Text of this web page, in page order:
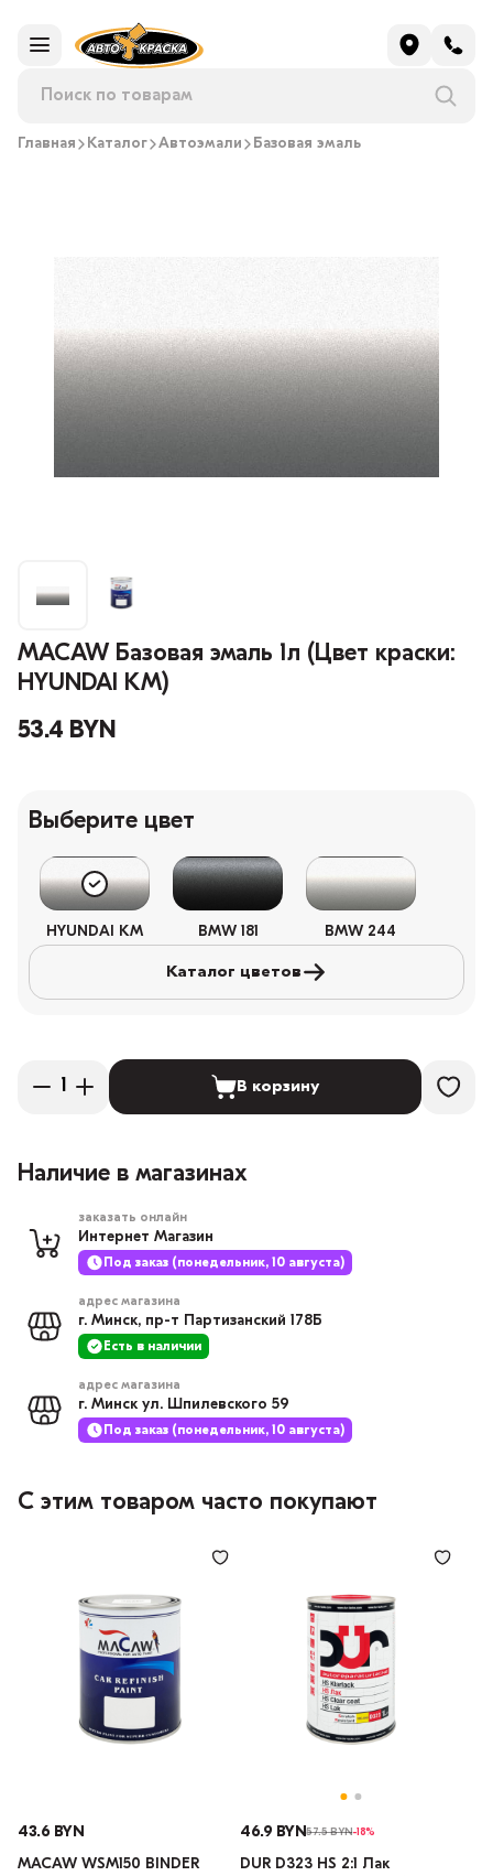
Главная Каталог Автоэмали Базовая эмаль
MACAW Базовая эмаль 1л (Цвет краски:
HYUNDAI KM)
53.4 BYN
Выберите цвет
HYUNDAI KM BMW 181 BMW 244
Каталог цветов
В корзину
Наличие в магазинах
заказать онлайн
Интернет Магазин
Под заказ (понедельник, 10 августа)
адрес магазина
г. Минск, пр-т Партизанский 178Б
Есть в наличии
адрес магазина
г. Минск ул. Шпилевского 59
Под заказ (понедельник, 10 августа)
С этим товаром часто покупают
43.6 BYN
MACAW WSM150 BINDER
46.9 BYN57.5 BYN-18%
DUR D323 HS 2:1 Лак